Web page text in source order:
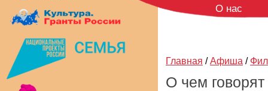
О нас
Главная / Афиша /
О чем